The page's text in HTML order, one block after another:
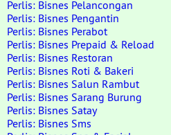
Perlis: Bisnes Pelancongan
Perlis: Bisnes Pengantin
Perlis: Bisnes Perabot
Perlis: Bisnes Prepaid & Reload
Perlis: Bisnes Restoran
Perlis: Bisnes Roti & Bakeri
Perlis: Bisnes Salun Rambut
Perlis: Bisnes Sarang Burung
Perlis: Bisnes Satay
Perlis: Bisnes Sms